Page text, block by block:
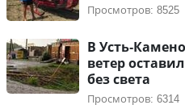
Просмотров: 8525
В Усть-
ветер
без света
Просмотров: 6314